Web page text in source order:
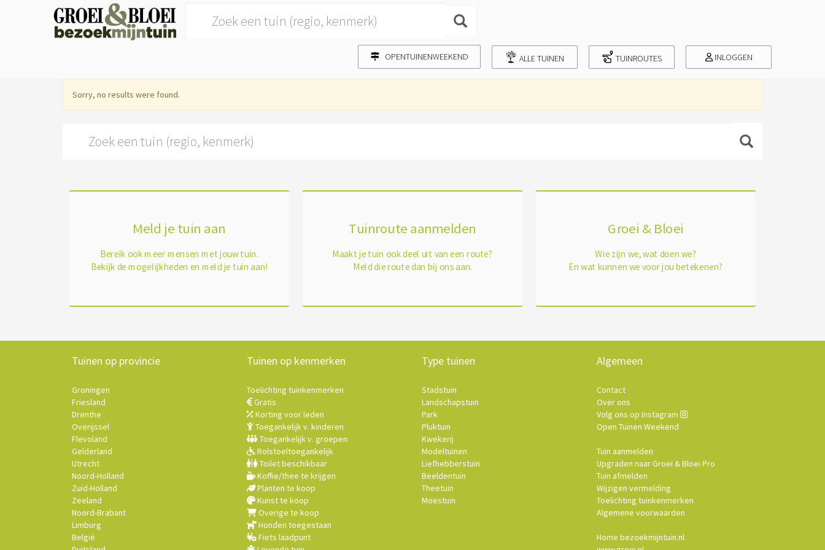
OPENTUINENWEEKEND ALLE TUINEN TUINROUTES INLOGGEN
Sorry, no results were found.
Meld je tuin aan
Bereik ook meer mensen met jouw tuin.
Bekijk de mogelijkheden en meld je tuin aan!
Tuinroute aanmelden
Maakt je tuin ook deel uit van een route?
Meld die route dan bij ons aan.
Groei & Bloei
Wie zijn we, wat doen we?
En wat kunnen we voor jou betekenen?
Tuinen op provincie
Groningen
Friesland
Drenthe
Overijssel
Flevoland
Gelderland
Utrecht
Noord-Holland
Zuid-Holland
Zeeland
Noord-Brabant
Limburg
België
Tuinen op kenmerken
Toelichting tuinkenmerken
Gratis
Korting voor leden
Toegankelijk v. kinderen
Toegankelijk v. groepen
Rolstoeltoegankelijk
Toilet beschikbaar
Koffie/thee te krijgen
Planten te koop
Kunst te koop
Overige te koop
Honden toegestaan
Fiets laadpunt
Type tuinen
Stadstuin
Landschapstuin
Park
Pluktuin
Kwekerij
Modeltuinen
Liefhebberstuin
Beeldentuin
Theetuin
Moestuin
Algemeen
Contact
Over ons
Volg ons op Instagram
Open Tuinen Weekend
Tuin aanmelden
Upgraden naar Groei & Bloei Pro
Tuin afmelden
Wijzigen vermelding
Toelichting tuinkenmerken
Algemene voorwaarden
Home bezoekmijntuin.nl